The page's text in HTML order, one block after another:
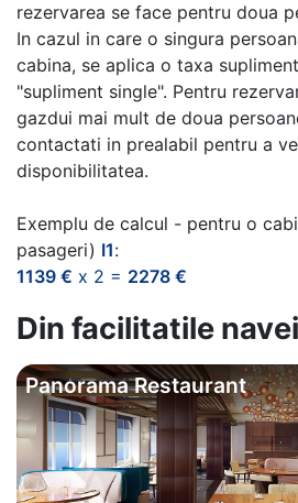
rezervarea se face pentru doua
In cazul in care o singura
cabina, se aplica o taxa
"supliment single". Pentru
gazdui mai mult de doua
contactati in prealabil pentru a
disponibilitatea.
Exemplu de calcul - pentru o
pasageri) I1:
1139 € x 2 = 2278 €
Din facilitatile navei
Panorama Restaurant